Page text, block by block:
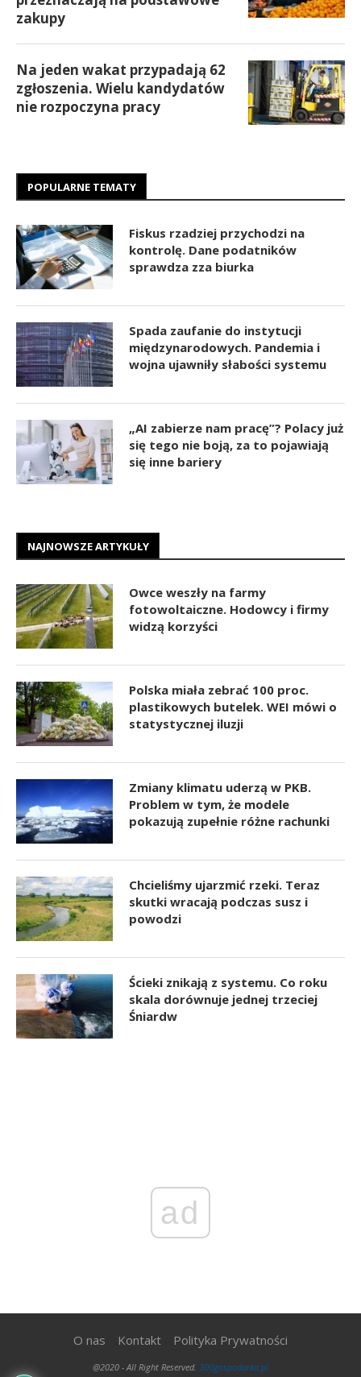
zakupy
Na jeden wakat przypadają 62
zgłoszenia. Wielu kandydatów
nie rozpoczyna pracy
POPULARNE TEMATY
Fiskus rzadziej przychodzi na
kontrolę. Dane podatników
sprawdza zza biurka
Spada zaufanie do instytucji
międzynarodowych. Pandemia i
wojna ujawniły słabości systemu
„AI zabierze nam pracę”? Polacy już
się tego nie boją, za to pojawiają
się inne bariery
NAJNOWSZE ARTYKUŁY
Owce weszły na farmy
fotowoltaiczne. Hodowcy i firmy
widzą korzyści
Polska miała zebrać 100 proc.
plastikowych butelek. WEI mówi o
statystycznej iluzji
Zmiany klimatu uderzą w PKB.
Problem w tym, że modele
pokazują zupełnie różne rachunki
Chcieliśmy ujarzmić rzeki. Teraz
skutki wracają podczas susz i
powodzi
Ścieki znikają z systemu. Co roku
skala dorównuje jednej trzeciej
Śniardw
ad
O nas Kontakt Polityka Prywatności
@2020 - All Right Reserved. 300gospodarka.pl